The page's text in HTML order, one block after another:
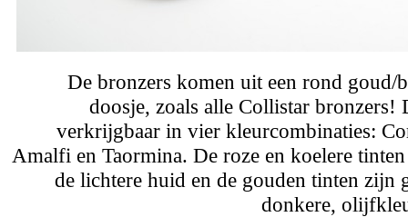
De bronzers komen uit een rond goud/
doosje, zoals alle Collistar bronzers!
verkrijgbaar in vier kleurcombinaties:
Amalfi en Taormina. De roze en koelere
de lichtere huid en de gouden tinten zijn
donkere,